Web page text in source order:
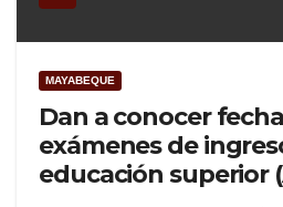
MAYABEQUE
Dan a conocer
exámenes de
educación superior